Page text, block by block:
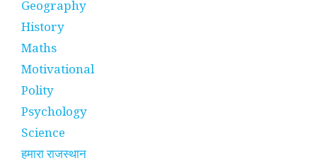
Geography
History
Maths
Motivational
Polity
Psychology
Science
हमारा राजस्थान